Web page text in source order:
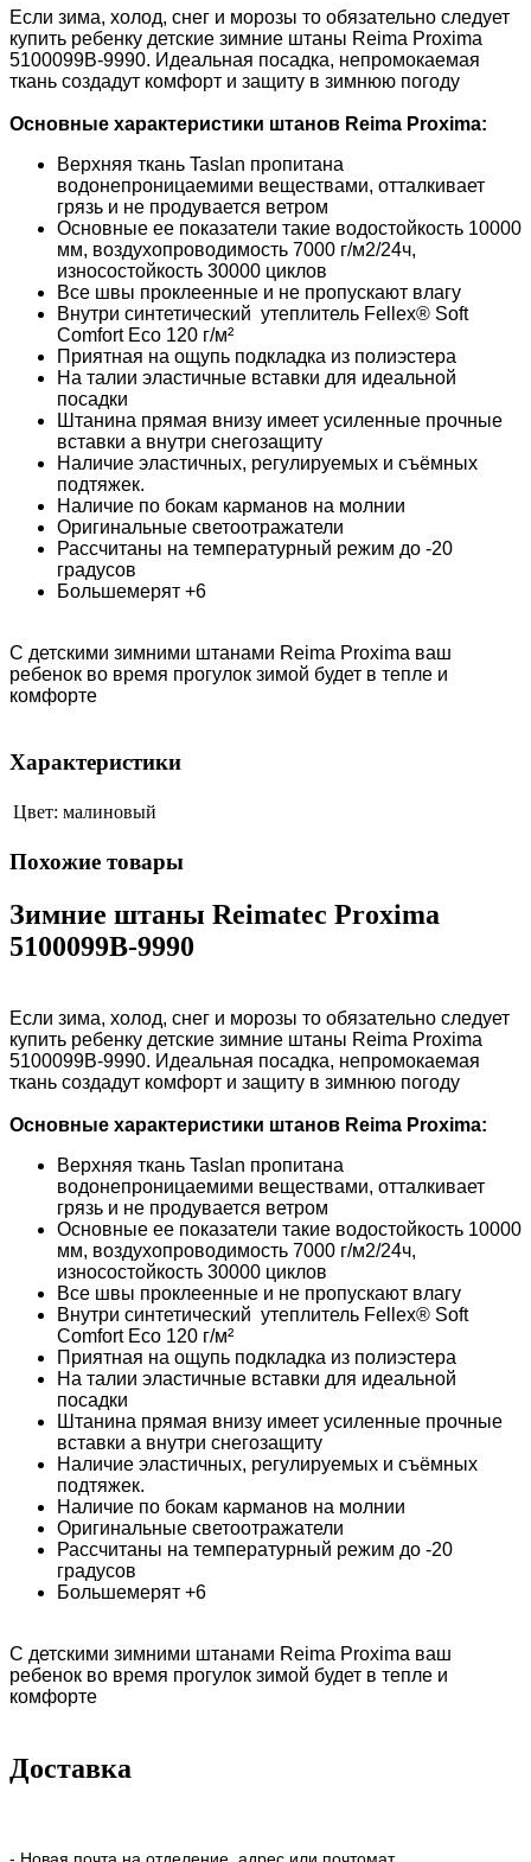
Если зима, холод, снег и морозы то обязательно следует
купить ребенку детские зимние штаны Reima Proxima
5100099B-9990. Идеальная посадка, непромокаемая
ткань создадут комфорт и защиту в зимнюю погоду
Основные характеристики штанов Reima Proxima:
Верхняя ткань Taslan пропитана
водонепроницаемими веществами, отталкивает
грязь и не продувается ветром
Основные ее показатели такие водостойкость 10000
мм, воздухопроводимость 7000 г/м2/24ч,
износостойкость 30000 циклов
Все швы проклеенные и не пропускают влагу
Внутри синтетический утеплитель Fellex® Soft
Comfort Eco 120 г/м²
Приятная на ощупь подкладка из полиэстера
На талии эластичные вставки для идеальной
посадки
Штанина прямая внизу имеет усиленные прочные
вставки а внутри снегозащиту
Наличие эластичных, регулируемых и съёмных
подтяжек.
Наличие по бокам карманов на молнии
Оригинальные светоотражатели
Рассчитаны на температурный режим до -20
градусов
Большемерят +6
С детскими зимними штанами Reima Proxima ваш
ребенок во время прогулок зимой будет в тепле и
комфорте
Характеристики
Цвет: малиновый
Похожие товары
Зимние штаны Reimatec Proxima
5100099B-9990
Если зима, холод, снег и морозы то обязательно следует
купить ребенку детские зимние штаны Reima Proxima
5100099B-9990. Идеальная посадка, непромокаемая
ткань создадут комфорт и защиту в зимнюю погоду
Основные характеристики штанов Reima Proxima:
Верхняя ткань Taslan пропитана
водонепроницаемими веществами, отталкивает
грязь и не продувается ветром
Основные ее показатели такие водостойкость 10000
мм, воздухопроводимость 7000 г/м2/24ч,
износостойкость 30000 циклов
Все швы проклеенные и не пропускают влагу
Внутри синтетический утеплитель Fellex® Soft
Comfort Eco 120 г/м²
Приятная на ощупь подкладка из полиэстера
На талии эластичные вставки для идеальной
посадки
Штанина прямая внизу имеет усиленные прочные
вставки а внутри снегозащиту
Наличие эластичных, регулируемых и съёмных
подтяжек.
Наличие по бокам карманов на молнии
Оригинальные светоотражатели
Рассчитаны на температурный режим до -20
градусов
Большемерят +6
С детскими зимними штанами Reima Proxima ваш
ребенок во время прогулок зимой будет в тепле и
комфорте
Доставка